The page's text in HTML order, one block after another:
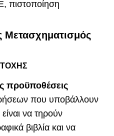
πιστοποίηση
Μετασχηματισμός
προϋποθέσεις
που υποβάλλουν
να τηρούν
βιβλία και να